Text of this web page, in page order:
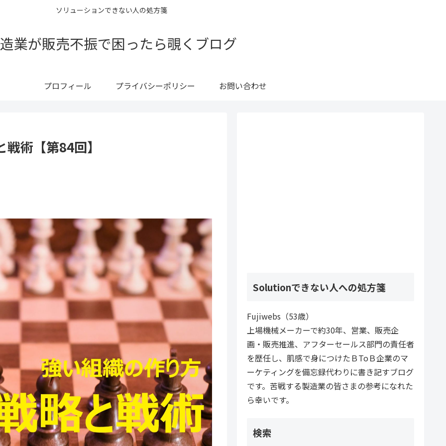
ソリューションできない人の処方箋
業が販売不振で困ったら覗くブログ
プロフィール プライバシーポリシー お問い合わせ
術【第84回】
Solutionできない人への処方箋
Fujiwebs（53歳）
上場機械メーカーで約30年、営業、販売企
画・販売推進、アフターセールス部門の責任者
を歴任し、肌感で身につけたＢToＢ企業のマ
ーケティングを備忘録代わりに書き記すブログ
です。苦戦する製造業の皆さまの参考になれた
ら幸いです。
検索